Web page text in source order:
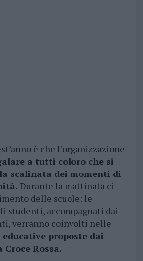
è che l’organizzazione
a tutti coloro che si
scalinata dei momenti di
Durante la mattinata ci
delle scuole: le
studenti, accompagnati dai
verranno coinvolti nelle
proposte dai
Rossa.